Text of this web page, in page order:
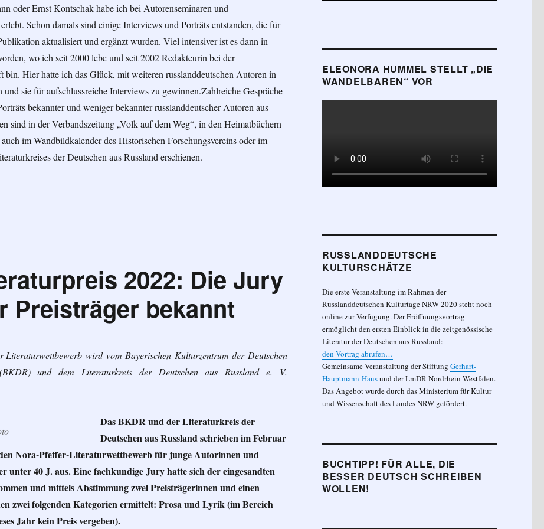
oder Ernst Kontschak habe ich bei Autorenseminaren und
Schon damals sind einige Interviews und Porträts entstanden, die für
aktualisiert und ergänzt wurden. Viel intensiver ist es dann in
wo ich seit 2000 lebe und seit 2002 Redakteurin bei der
bin. Hier hatte ich das Glück, mit weiteren russlanddeutschen Autoren in
und sie für aufschlussreiche Interviews zu gewinnen.Zahlreiche Gespräche
bekannter und weniger bekannter russlanddeutscher Autoren aus
sind in der Verbandszeitung „Volk auf dem Weg“, in den Heimatbüchern
im Wandbildkalender des Historischen Forschungsvereins oder im
der Deutschen aus Russland erschienen.
Autoren im Gespräch und Porträt“ – von Nina Paulsen und Agnes Gossen“
2022: Die Jury
Preisträger bekannt
Literaturwettbewerb wird vom Bayerischen Kulturzentrum der Deutschen
und dem Literaturkreis der Deutschen aus Russland e. V.
Das BKDR und der Literaturkreis der
Deutschen aus Russland schrieben im Februar
Nora-Pfeffer-Literaturwettbewerb für junge Autorinnen und
unter 40 J. aus. Eine fachkundige Jury hatte sich der eingesandten
und mittels Abstimmung zwei Preisträgerinnen und einen
zwei folgenden Kategorien ermittelt: Prosa und Lyrik (im Bereich
Jahr kein Preis vergeben).
ELEONORA HUMMEL STELLT „DIE
WANDELBAREN“ VOR
RUSSLANDDEUTSCHE
KULTURSCHÄTZE
Die erste Veranstaltung im Rahmen der
Russlanddeutschen Kulturtage NRW 2020 steht noch
online zur Verfügung. Der Eröffnungsvortrag
ermöglicht den ersten Einblick in die zeitgenössische
Literatur der Deutschen aus Russland:
den Vortrag abrufen…
Gemeinsame Veranstaltung der Stiftung Gerhart-
Hauptmann-Hausund der LmDR Nordrhein-Westfalen.
Das Angebot wurde durch das Ministerium für Kultur
und Wissenschaft des Landes NRW gefördert.
BUCHTIPP! FÜR ALLE, DIE
BESSER DEUTSCH SCHREIBEN
WOLLEN!